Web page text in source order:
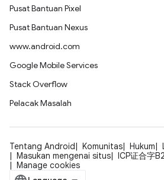
Pusat Bantuan Pixel
Pusat Bantuan Nexus
www.android.com
Google Mobile Services
Stack Overflow
Pelacak Masalah
Tentang Android Komunitas Hukum
Masukan mengenai situs
ICP证合字
Manage cookies